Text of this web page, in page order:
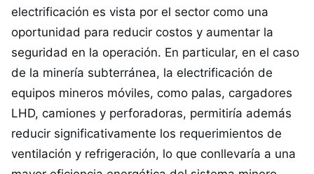
electrificación es vista por el sector como una
oportunidad para reducir costos y aumentar la
seguridad en la operación. En particular, en el caso
de la minería subterránea, la electrificación de
equipos mineros móviles, como palas, cargadores
LHD, camiones y perforadoras, permitiría además
reducir significativamente los requerimientos de
ventilación y refrigeración, lo que conllevaría a una